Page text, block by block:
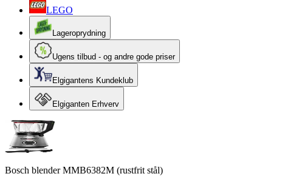
LEGO
Lageroprydning
Ugens tilbud - og andre gode priser
Elgigantens Kundeklub
Elgiganten Erhverv
Bosch blender MMB6382M (rustfrit stål)